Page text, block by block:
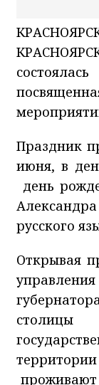
Праздник
июня, в
день
русского
Открывая
столицы
проживают